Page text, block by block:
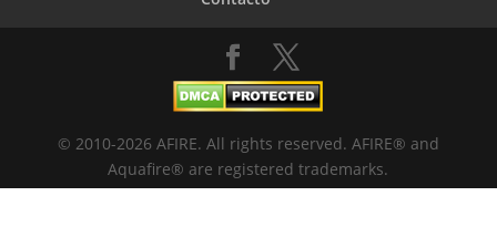
© 2010-2026 AFIRE. All rights reserved. AFIRE® and
Aquafire® are registered trademarks.